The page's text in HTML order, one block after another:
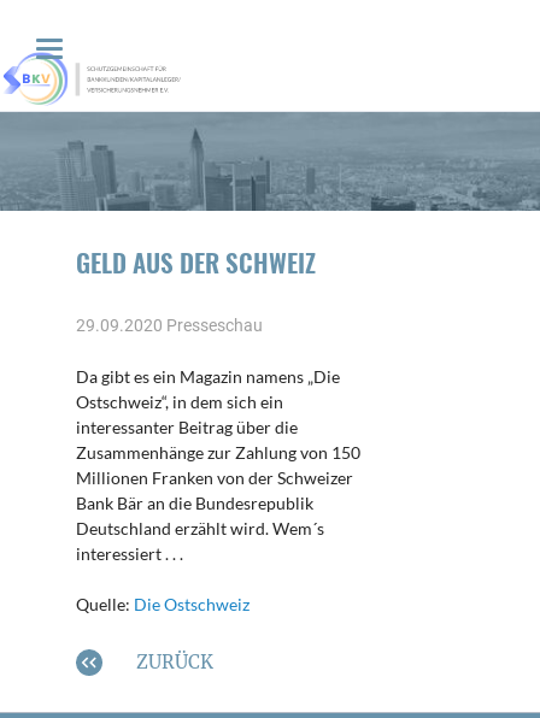
GELD AUS DER SCHWEIZ
29.09.2020 Presseschau
Da gibt es ein Magazin namens „Die
Ostschweiz“, in dem sich ein
interessanter Beitrag über die
Zusammenhänge zur Zahlung von 150
Millionen Franken von der Schweizer
Bank Bär an die Bundesrepublik
Deutschland erzählt wird. Wem´s
interessiert . . .
Quelle: Die Ostschweiz
ZURÜCK